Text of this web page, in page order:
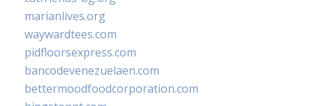
marianlives.org
waywardtees.com
pidfloorsexpress.com
bancodevenezuelaen.com
bettermoodfoodcorporation.com